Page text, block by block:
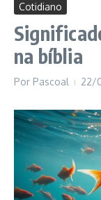
Cotidiano
na bíblia
Por Pascoal 22/